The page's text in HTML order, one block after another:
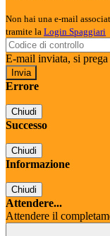
Non hai una e-mail
tramite la Login Spaggiari
E-mail inviata, si
Errore
Chiudi
Successo
Chiudi
Informazione
Chiudi
Attendere...
Attendere il